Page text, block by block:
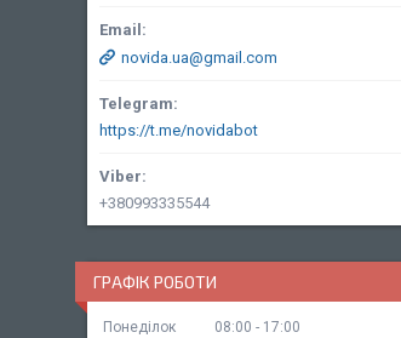
novida.ua@gmail.com
https://t.me/novidabot
+380993335544
ГРАФІК РОБОТИ
Понеділок 08:00
17:00